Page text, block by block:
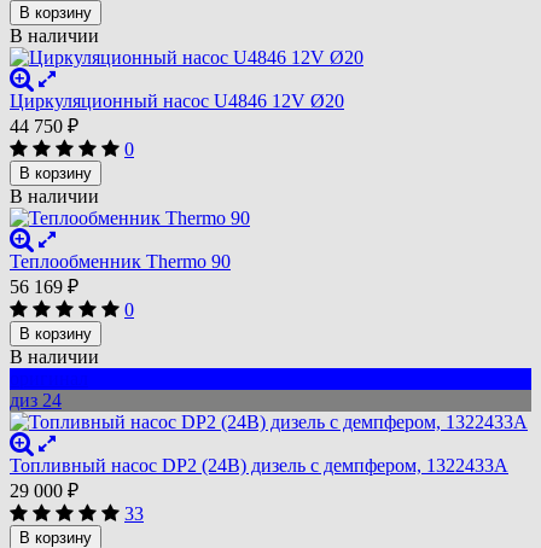
В корзину
В наличии
Циркуляционный насос U4846 12V Ø20
44 750 ₽
0
В корзину
В наличии
Теплообменник Thermo 90
56 169 ₽
0
В корзину
В наличии
диз 24
Топливный насос DP2 (24В) дизель с демпфером, 1322433A
29 000 ₽
33
В корзину